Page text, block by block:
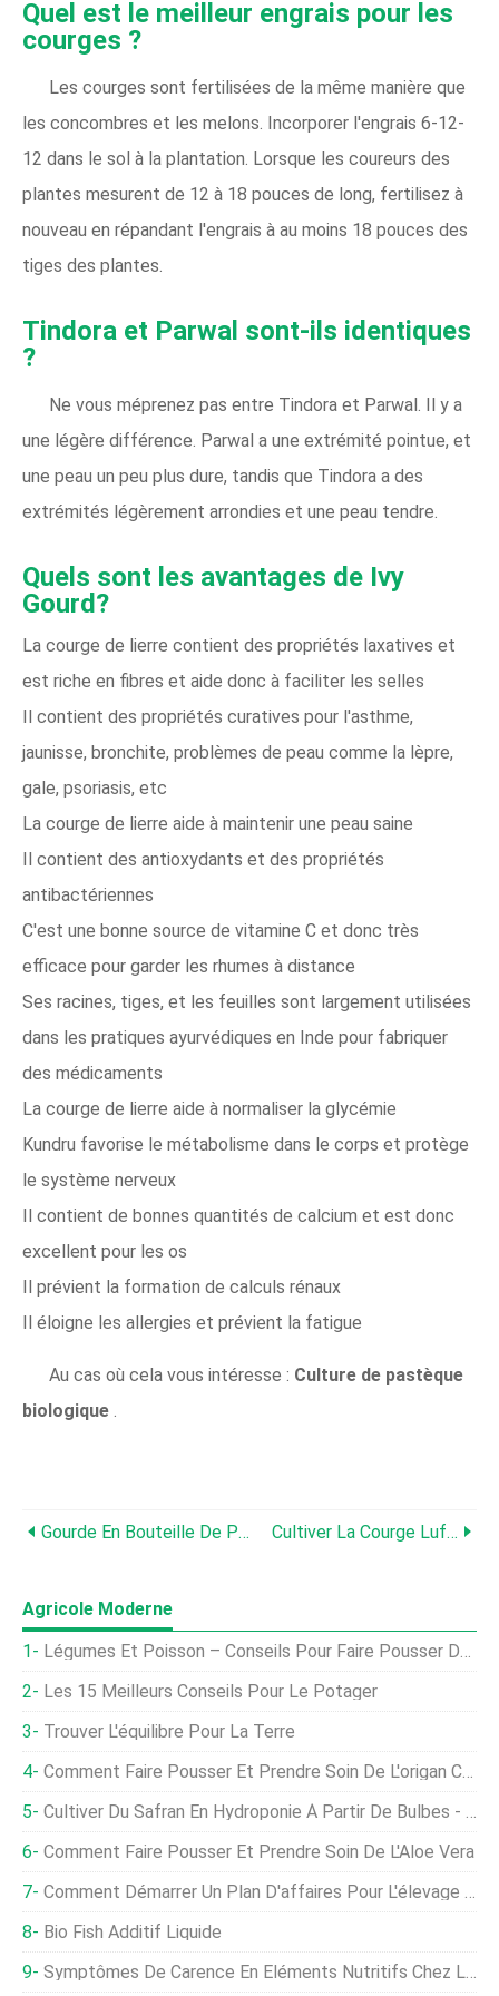
Quel est le meilleur engrais pour les
courges ?
Les courges sont fertilisées de la même manière que
les concombres et les melons. Incorporer l'engrais 6-12-
12 dans le sol à la plantation. Lorsque les coureurs des
plantes mesurent de 12 à 18 pouces de long, fertilisez à
nouveau en répandant l'engrais à au moins 18 pouces des
tiges des plantes.
Tindora et Parwal sont-ils identiques
?
Ne vous méprenez pas entre Tindora et Parwal. Il y a
une légère différence. Parwal a une extrémité pointue, et
une peau un peu plus dure, tandis que Tindora a des
extrémités légèrement arrondies et une peau tendre.
Quels sont les avantages de Ivy
Gourd?
La courge de lierre contient des propriétés laxatives et
est riche en fibres et aide donc à faciliter les selles
Il contient des propriétés curatives pour l'asthme,
jaunisse, bronchite, problèmes de peau comme la lèpre,
gale, psoriasis, etc
La courge de lierre aide à maintenir une peau saine
Il contient des antioxydants et des propriétés
antibactériennes
C'est une bonne source de vitamine C et donc très
efficace pour garder les rhumes à distance
Ses racines, tiges, et les feuilles sont largement utilisées
dans les pratiques ayurvédiques en Inde pour fabriquer
des médicaments
La courge de lierre aide à normaliser la glycémie
Kundru favorise le métabolisme dans le corps et protège
le système nerveux
Il contient de bonnes quantités de calcium et est donc
excellent pour les os
Il prévient la formation de calculs rénaux
Il éloigne les allergies et prévient la fatigue
Au cas où cela vous intéresse : Culture de pastèque
biologique
Gourde En Bouteille De Plus En Plus Dans L'arrière-Cour À La Maison Cultiver La Courge Luffa Dans Des Contenants, Pots À La Maison
Agricole Moderne
Légumes Et Poisson – Conseils Pour Faire Pousser Du Poisson Et Des Légumes Ensemble
Les 15 Meilleurs Conseils Pour Le Potager
Trouver L'équilibre Pour La Terre
Comment Faire Pousser Et Prendre Soin De L'origan Cubain
Cultiver Du Safran En Hydroponie À Partir De Bulbes - Un Guide Complet
Comment Faire Pousser Et Prendre Soin De L'Aloe Vera
Comment Démarrer Un Plan D'affaires Pour L'élevage De Porcs En Inde Avec Des Vidéos
Bio Fish Additif Liquide
Symptômes De Carence En Éléments Nutritifs Chez Les Plantes - Un Guide Complet